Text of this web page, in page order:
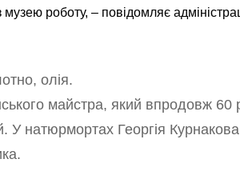
роботу, – повідомляє
олія.
майстра, який впродовж 60
У натюрмортах Георгія